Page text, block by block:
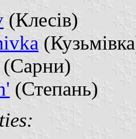
(Клесів)
(Сарни)
(Степань)